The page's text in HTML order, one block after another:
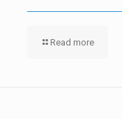
Read more